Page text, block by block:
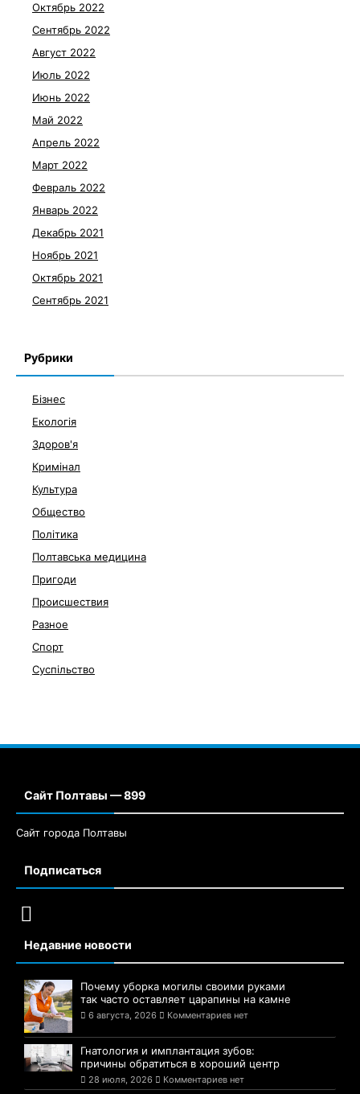
Октябрь 2022
Сентябрь 2022
Август 2022
Июль 2022
Июнь 2022
Май 2022
Апрель 2022
Март 2022
Февраль 2022
Январь 2022
Декабрь 2021
Ноябрь 2021
Октябрь 2021
Сентябрь 2021
Рубрики
Бізнес
Екологія
Здоров'я
Кримінал
Культура
Общество
Політика
Полтавська медицина
Пригоди
Происшествия
Разное
Спорт
Суспільство
Сайт Полтавы — 899
Сайт города Полтавы
Подписаться
Недавние новости
Почему уборка могилы своими руками
так часто оставляет царапины на камне
6 августа, 2026 Комментариев нет
Гнатология и имплантация зубов:
причины обратиться в хороший центр
28 июля, 2026 Комментариев нет